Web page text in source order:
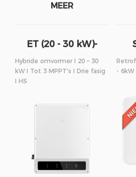
MEER
ET (20 - 30 kW)-
reeks
Hybride omvormer I 20 – 30
kW I Tot 3 MPPT's I Drie fasig
I HS
- 6kW